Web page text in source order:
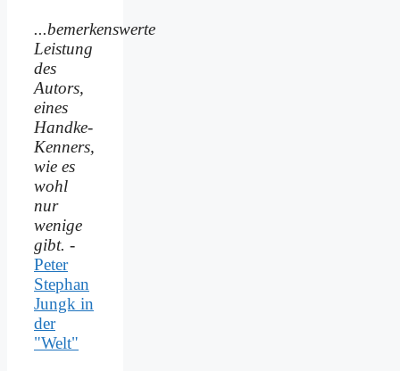
...bemerkenswerte
Leistung
des
Autors,
eines
Handke-
Kenners,
wie es
wohl
nur
wenige
gibt. -
Peter
Stephan
Jungk in
der
"Welt"